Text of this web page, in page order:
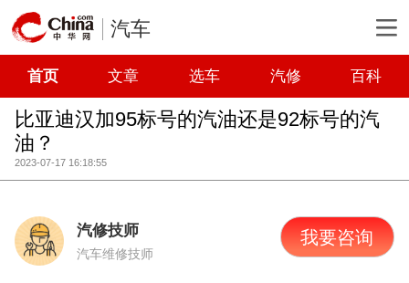
汽车
首页 文章 选车 汽修 百科
比亚迪汉加95标号的汽油还是92标号的汽
油？
2023-07-17 16:18:55
汽修技师
汽车维修技师
我要咨询